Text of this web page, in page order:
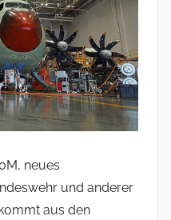
neues
und anderer
aus den